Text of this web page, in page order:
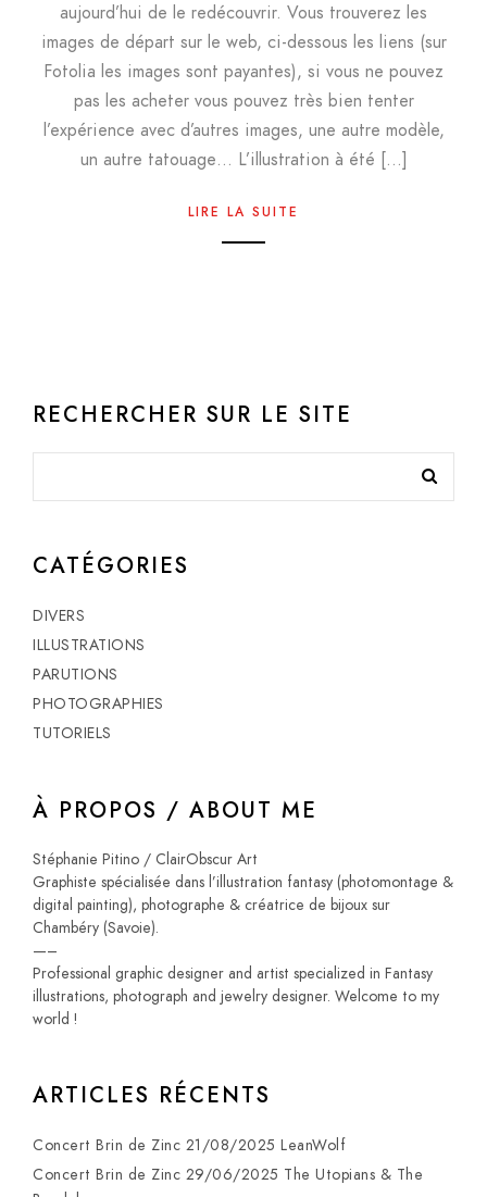
aujourd’hui de le redécouvrir. Vous trouverez les
images de départ sur le web, ci-dessous les liens (sur
Fotolia les images sont payantes), si vous ne pouvez
pas les acheter vous pouvez très bien tenter
l’expérience avec d’autres images, une autre modèle,
un autre tatouage… L’illustration à été […]
LIRE LA SUITE
RECHERCHER SUR LE SITE
CATÉGORIES
DIVERS
ILLUSTRATIONS
PARUTIONS
PHOTOGRAPHIES
TUTORIELS
À PROPOS / ABOUT ME
Stéphanie Pitino / ClairObscur Art
Graphiste spécialisée dans l’illustration fantasy (photomontage &
digital painting), photographe & créatrice de bijoux sur
Chambéry (Savoie).
—–
Professional graphic designer and artist specialized in Fantasy
illustrations, photograph and jewelry designer. Welcome to my
world !
ARTICLES RÉCENTS
Concert Brin de Zinc 21/08/2025 LeanWolf
Concert Brin de Zinc 29/06/2025 The Utopians & The